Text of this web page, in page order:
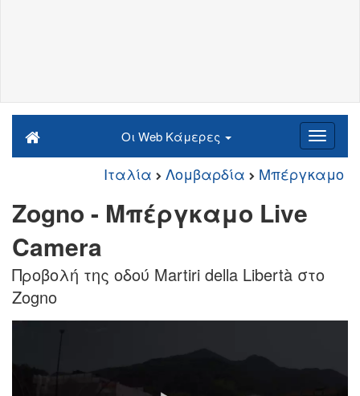
Οι Web Κάμερες
Ιταλία Λομβαρδία Μπέργκαμο
Zogno - Μπέργκαμο Live
Camera
Προβολή της οδού Martiri della Libertà στο
Zogno